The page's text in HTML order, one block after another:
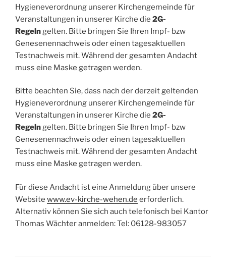
Hygieneverordnung unserer Kirchengemeinde für
Veranstaltungen in unserer Kirche die 2G-
Regelngelten. Bitte bringen Sie Ihren Impf- bzw
Genesenennachweis oder einen tagesaktuellen
Testnachweis mit. Während der gesamten Andacht
muss eine Maske getragen werden.
Bitte beachten Sie, dass nach der derzeit geltenden
Hygieneverordnung unserer Kirchengemeinde für
Veranstaltungen in unserer Kirche die 2G-
Regelngelten. Bitte bringen Sie Ihren Impf- bzw
Genesenennachweis oder einen tagesaktuellen
Testnachweis mit. Während der gesamten Andacht
muss eine Maske getragen werden.
Für diese Andacht ist eine Anmeldung über unsere
Website www.ev-kirche-wehen.de erforderlich.
Alternativ können Sie sich auch telefonisch bei Kantor
Thomas Wächter anmelden: Tel: 06128-983057